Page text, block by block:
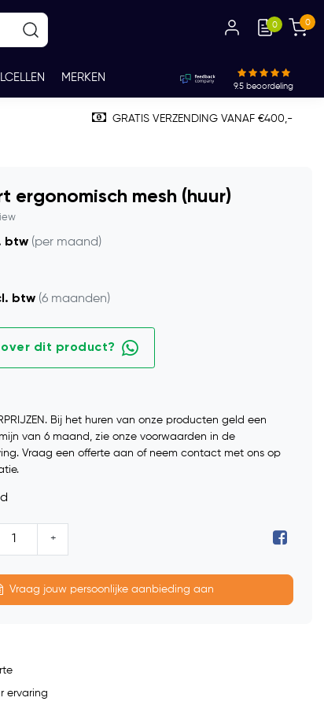
0 0
MERKEN
9.5 beoordeling
GRATIS VERZENDING VANAF €400,-
ergonomisch mesh (huur)
btw (per maand)
btw (6 maanden)
over dit product?
Bij het huren van onze producten geld een
van 6 maand, zie onze voorwaarden in de
Vraag een offerte aan of neem contact met ons op
+
Vraag jouw persoonlijke aanbieding aan
ervaring